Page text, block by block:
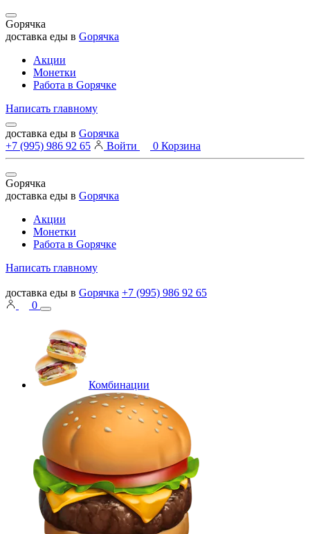
Gорячка
доставка еды в Gорячка
Акции
Монетки
Работа в Goрячке
Написать главному
доставка еды в Gорячка
+7 (995) 986 92 65
Войти 0 Корзина
Gорячка
доставка еды в Gорячка
Акции
Монетки
Работа в Goрячке
Написать главному
доставка еды в Gорячка +7 (995) 986 92 65
0
Комбинации